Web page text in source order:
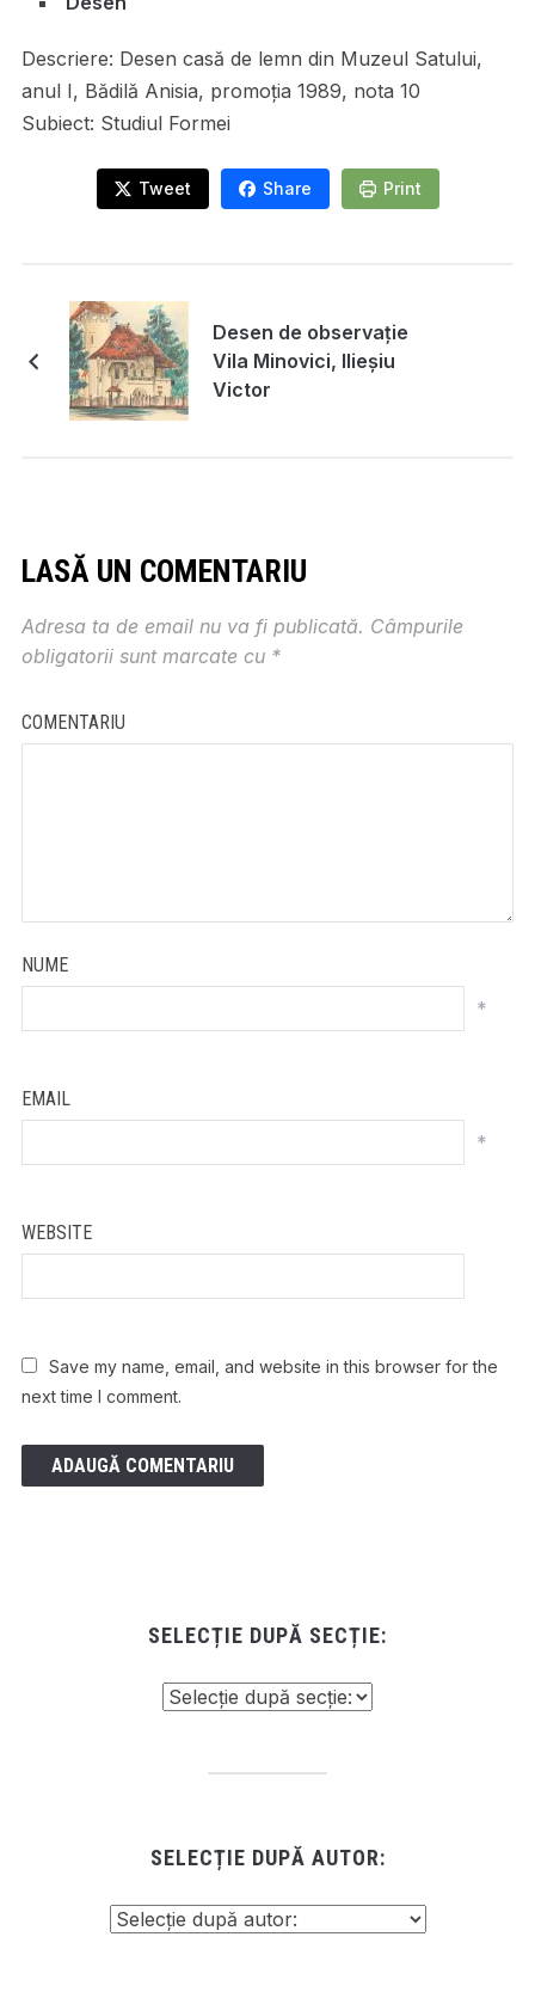
Descriere: Desen casă de lemn din Muzeul Satului,
anul I, Bădilă Anisia, promoția 1989, nota 10
Subiect: Studiul Formei
Tweet Share Print
Desen de observație
Vila Minovici, Ilieșiu
Victor
LASĂ UN COMENTARIU
Adresa ta de email nu va fi publicată. Câmpurile
obligatorii sunt marcate cu *
COMENTARIU
NUME
*
EMAIL
*
WEBSITE
Save my name, email, and website in this browser for the
next time I comment.
SELECȚIE DUPĂ SECȚIE:
SELECȚIE DUPĂ AUTOR: